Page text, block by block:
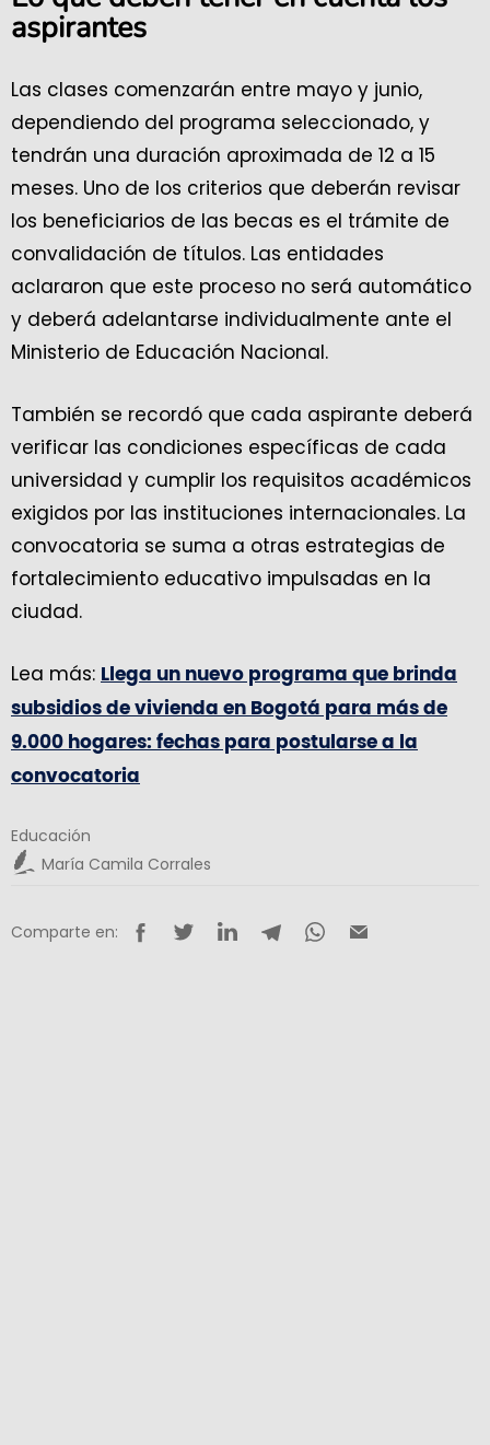
aspirantes
Las clases comenzarán entre mayo y junio,
dependiendo del programa seleccionado, y
tendrán una duración aproximada de 12 a 15
meses. Uno de los criterios que deberán revisar
los beneficiarios de las becas es el trámite de
convalidación de títulos. Las entidades
aclararon que este proceso no será automático
y deberá adelantarse individualmente ante el
Ministerio de Educación Nacional.
También se recordó que cada aspirante deberá
verificar las condiciones específicas de cada
universidad y cumplir los requisitos académicos
exigidos por las instituciones internacionales. La
convocatoria se suma a otras estrategias de
fortalecimiento educativo impulsadas en la
ciudad.
Lea más: Llega un nuevo programa que brinda
subsidios de vivienda en Bogotá para más de
9.000 hogares: fechas para postularse a la
convocatoria
Educación
María Camila Corrales
Comparte en: